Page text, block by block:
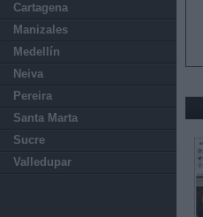
Cartagena
Manizales
Medellín
Neiva
Pereira
Santa Marta
Sucre
Valledupar